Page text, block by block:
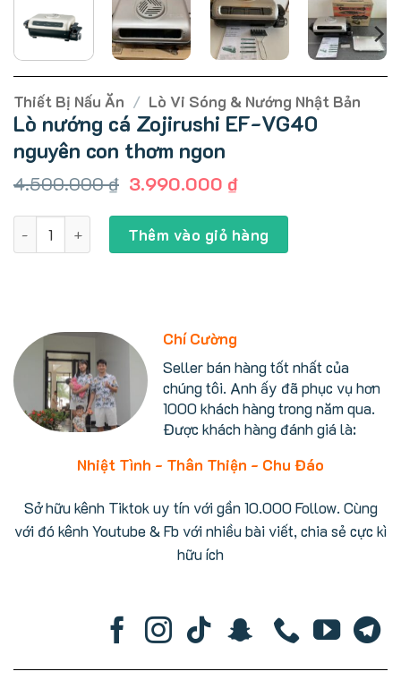
Thiết Bị Nấu Ăn / Lò Vi Sóng & Nướng Nhật Bản
Lò nướng cá Zojirushi EF-VG40
nguyên con thơm ngon
4.500.000₫ Giá
là:
4.500.000 ₫.
3.990.000 ₫Giá
tại
là:
3.990.000 ₫.
Lò nướng cá Zojirushi EF-VG40 nguyên con thơm ngon số
Thêm vào giỏ hàng
Chí Cường
Seller bán hàng tốt nhất của
chúng tôi. Anh ấy đã phục vụ hơn
1000 khách hàng trong năm qua.
Được khách hàng đánh giá là:
Nhiệt Tình - Thân Thiện - Chu Đáo
Sở hữu kênh Tiktok uy tín với gần 10.000 Follow. Cùng
với đó kênh Youtube & Fb với nhiều bài viết, chia sẻ cực kì
hữu ích